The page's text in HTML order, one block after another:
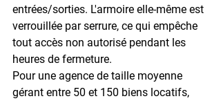
entrées/sorties. L'armoire elle-même est
verrouillée par serrure, ce qui empêche
tout accès non autorisé pendant les
heures de fermeture.
Pour une agence de taille moyenne
gérant entre 50 et 150 biens locatifs,